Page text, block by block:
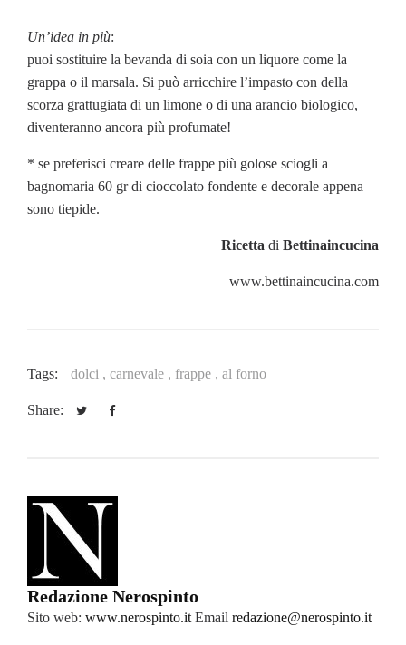
Un’idea in più:
puoi sostituire la bevanda di soia con un liquore come la
grappa o il marsala. Si può arricchire l’impasto con della
scorza grattugiata di un limone o di una arancio biologico,
diventeranno ancora più profumate!
* se preferisci creare delle frappe più golose sciogli a
bagnomaria 60 gr di cioccolato fondente e decorale appena
sono tiepide.
Ricetta di Bettinaincucina
www.bettinaincucina.com
Tags: dolci , carnevale , frappe , al forno
Share:
Redazione Nerospinto
Sito web: www.nerospinto.it Email redazione@nerospinto.it